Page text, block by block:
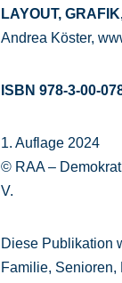
LAYOUT,
Andrea Köster,
ISBN 978-3-00-
1. Auflage 2024
© RAA –
V.
Diese Publikation
Familie, Senioren,